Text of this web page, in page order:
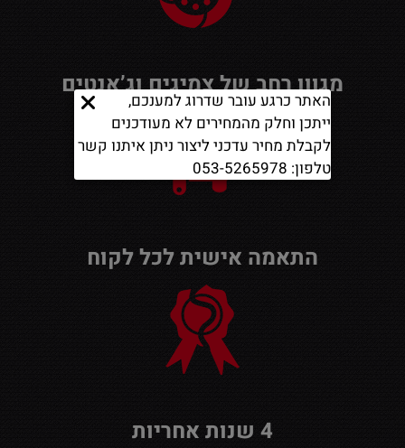
מגוון רחב של צמיגים וג’אנטים
התאמה אישית לכל לקוח
4 שנות אחריות
האתר כרגע עובר שדרוג למענכם,
ייתכן וחלק מהמחירים לא מעודכנים
לקבלת מחיר עדכני ליצור ניתן איתנו קשר
טלפון: 053-5265978